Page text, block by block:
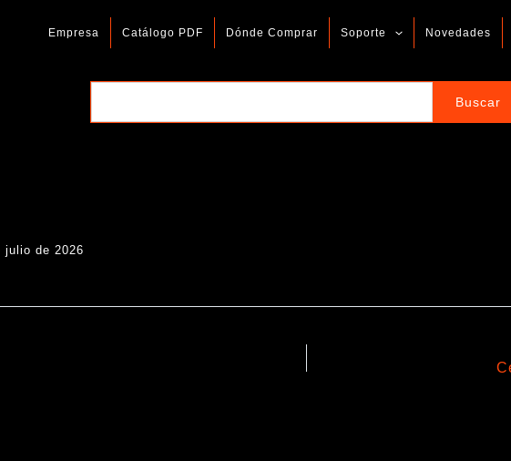
Empresa Catálogo PDF Dónde Comprar Soporte Novedades
julio de 2026